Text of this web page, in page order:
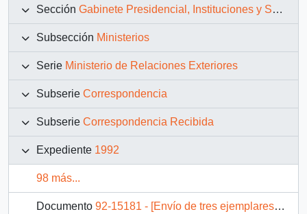
Sección Gabinete Presidencial, Instituciones y Servicios
Subsección Ministerios
Serie Ministerio de Relaciones Exteriores
Subserie Correspondencia
Subserie Correspondencia Recibida
Expediente 1992
98 más...
Documento 92-15181 - [Envío de tres ejemplares del libro "Platería Mapuche"]